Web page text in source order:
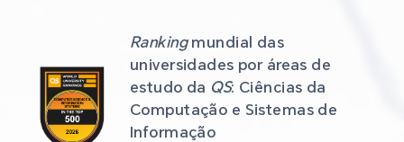
Ranking mundial das
universidades por áreas de
estudo da QS: Ciências da
Computação e Sistemas de
Informação